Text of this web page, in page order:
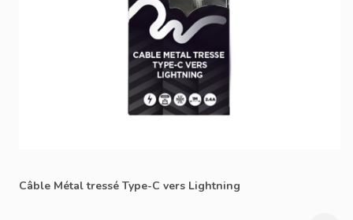
Câble Métal tressé Type-C vers Lightning